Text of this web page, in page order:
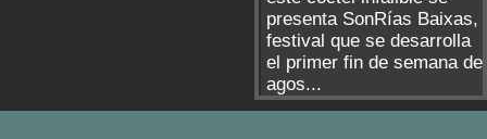
presenta SonRías Baixas,
festival que se desarrolla
el primer fin de semana de
agos...